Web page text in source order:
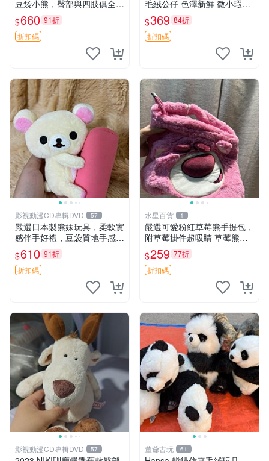
豆袋小熊，臀部與四肢俱全，
坐高11公分，附原盒與吊牌
收藏。藍鼻子小熊，值得擁有
玩具 憶熊
$660 91折
折扣碼
毛絨公仔 色澤新鮮 微小瑕疵
可收藏 中古 安撫熊 條紋公仔
$369 84折
折扣碼
影視動漫CD專輯DVD 57
嚴選日本製熊妹玩具，柔軟實
感伴手好禮，豆袋質地手感
佳，抱枕小熊 recom 推薦 白
色豆袋 玩具
$610 91折
折扣碼
水星百貨 1
嚴選可愛粉紅草莓熊手提包，
附草莓掛件超吸睛 草莓熊手
提包 草莓掛件 可愛portunes
e
$259 77折
折扣碼
影視動漫CD專輯DVD 57 董爺古玩 61